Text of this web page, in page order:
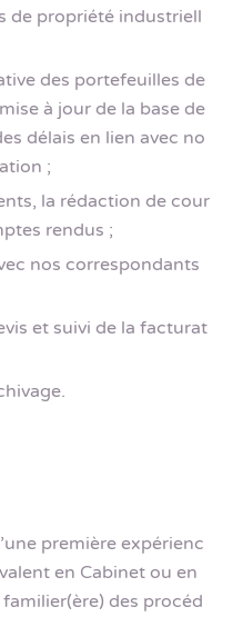
de propriété industriell
des portefeuilles de
à jour de la base de
délais en lien avec no
;
la rédaction de cour
rendus ;
nos correspondants
et suivi de la facturat
première expérienc
en Cabinet ou en
des procéd